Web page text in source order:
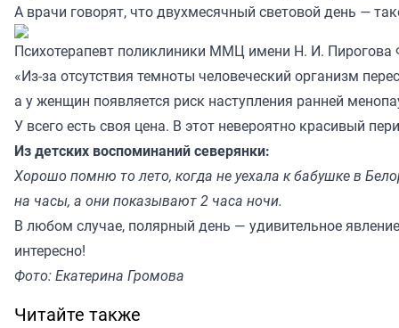
А врачи говорят, что двухмесячный световой день —
Психотерапевт поликлиники ММЦ имени Н. И. Пирогова
«Из-за отсутствия темноты человеческий организм
а у женщин появляется риск наступления ранней
У всего есть своя цена. В этот невероятно красивый
Из детских воспоминаний северянки:
Хорошо помню то лето, когда не уехала к бабушке в
на часы, а они показывают 2 часа ночи.
В любом случае, полярный день — удивительное
интересно!
Фото: Екатерина Громова
Читайте также